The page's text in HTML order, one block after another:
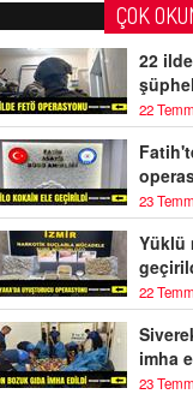
ÇOK
22
22
23
Yüklü
22
imha
23